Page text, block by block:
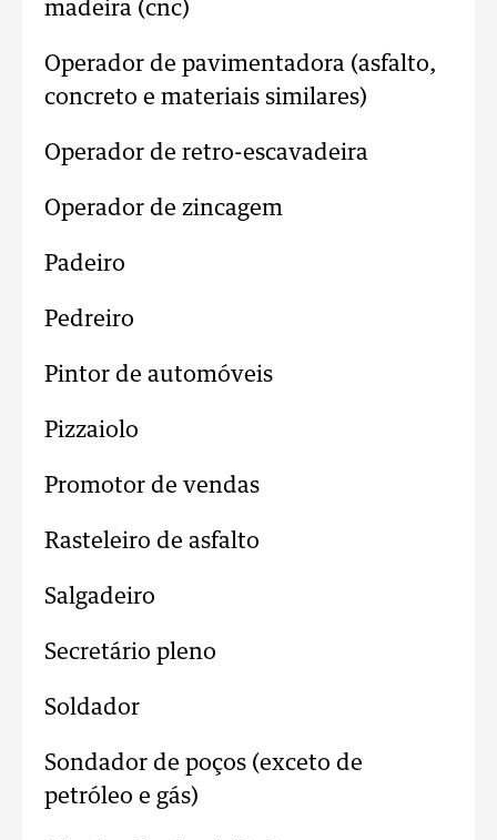
madeira (cnc)
Operador de pavimentadora (asfalto,
concreto e materiais similares)
Operador de retro-escavadeira
Operador de zincagem
Padeiro
Pedreiro
Pintor de automóveis
Pizzaiolo
Promotor de vendas
Rasteleiro de asfalto
Salgadeiro
Secretário pleno
Soldador
Sondador de poços (exceto de
petróleo e gás)